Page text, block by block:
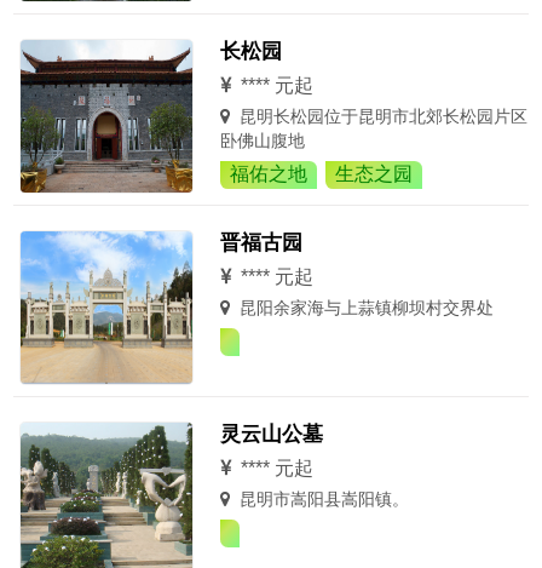
长松园
**** 元起
昆明长松园位于昆明市北郊长松园片区
卧佛山腹地
福佑之地 生态之园
晋福古园
**** 元起
昆阳余家海与上蒜镇柳坝村交界处
灵云山公墓
**** 元起
昆明市嵩阳县嵩阳镇。